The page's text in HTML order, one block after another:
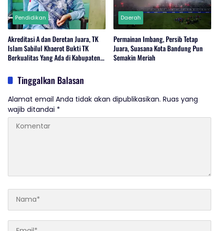
Pendidikan
Akreditasi A dan Deretan Juara, TK
Islam Sabilul Khaerot Bukti TK
Berkualitas Yang Ada di Kabupaten
Daerah
Permainan Imbang, Persib Tetap
Juara, Suasana Kota Bandung Pun
Semakin Meriah
Tinggalkan Balasan
Alamat email Anda tidak akan dipublikasikan. Ruas yang
wajib ditandai *